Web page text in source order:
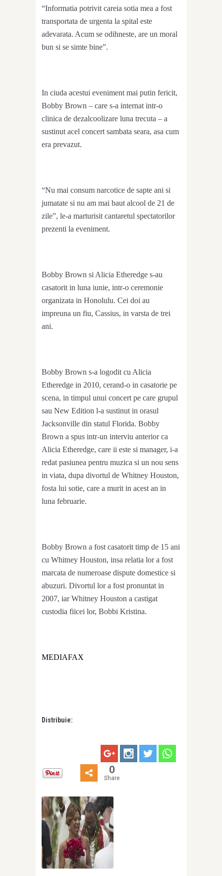
“Informatia potrivit careia sotia mea a fost
transportata de urgenta la spital este
adevarata. Acum se odihneste, are un moral
bun si se simte bine”.
In ciuda acestui eveniment mai putin fericit,
Bobby Brown – care s-a internat intr-o
clinica de dezalcoolizare luna trecuta – a
sustinut acel concert sambata seara, asa cum
era prevazut.
“Nu mai consum narcotice de sapte ani si
jumatate si nu am mai baut alcool de 21 de
zile”, le-a marturisit cantaretul spectatorilor
prezenti la eveniment.
Bobby Brown si Alicia Etheredge s-au
casatorit in luna iunie, intr-o ceremonie
organizata in Honolulu. Cei doi au
impreuna un fiu, Cassius, in varsta de trei
ani.
Bobby Brown s-a logodit cu Alicia
Etheredge in 2010, cerand-o in casatorie pe
scena, in timpul unui concert pe care grupul
sau New Edition l-a sustinut in orasul
Jacksonville din statul Florida. Bobby
Brown a spus intr-un interviu anterior ca
Alicia Etheredge, care ii este si manager, i-a
redat pasiunea pentru muzica si un nou sens
in viata, dupa divortul de Whitney Houston,
fosta lui sotie, care a murit in acest an in
luna februarie.
Bobby Brown a fost casatorit timp de 15 ani
cu Whitney Houston, insa relatia lor a fost
marcata de numeroase dispute domestice si
abuzuri. Divortul lor a fost pronuntat in
2007, iar Whitney Houston a castigat
custodia fiicei lor, Bobbi Kristina.
MEDIAFAX
Distribuie:
0
Share